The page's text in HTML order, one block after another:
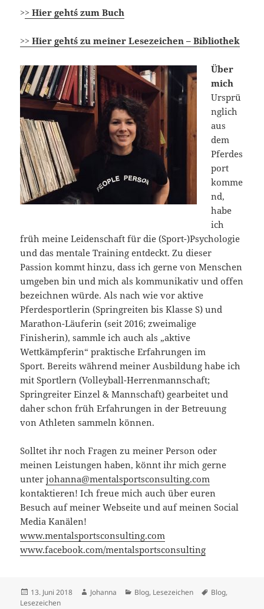
>> Hier geht´s zum Buch
>> Hier geht´s zu meiner Lesezeichen – Bibliothek
Über
mich
Ursprü
nglich
aus
dem
Pferdes
port
komme
nd,
habe
ich
früh meine Leidenschaft für die (Sport-)Psychologie
und das mentale Training entdeckt. Zu dieser
Passion kommt hinzu, dass ich gerne von Menschen
umgeben bin und mich als kommunikativ und offen
bezeichnen würde. Als nach wie vor aktive
Pferdesportlerin (Springreiten bis Klasse S) und
Marathon-Läuferin (seit 2016; zweimalige
Finisherin), sammle ich auch als „aktive
Wettkämpferin“ praktische Erfahrungen im
Sport. Bereits während meiner Ausbildung habe ich
mit Sportlern (Volleyball-Herrenmannschaft;
Springreiter Einzel & Mannschaft) gearbeitet und
daher schon früh Erfahrungen in der Betreuung
von Athleten sammeln können.
Solltet ihr noch Fragen zu meiner Person oder
meinen Leistungen haben, könnt ihr mich gerne
unterjohanna@mentalsportsconsulting.com
kontaktieren! Ich freue mich auch über euren
Besuch auf meiner Webseite und auf meinen Social
Media Kanälen!
www.mentalsportsconsulting.com
www.facebook.com/mentalsportsconsulting
Veröffentlicht
am
13. Juni 2018 Autor
Johanna Kategorien
Blog, Lesezeichen Schlagwörter
Blog,
Lesezeichen